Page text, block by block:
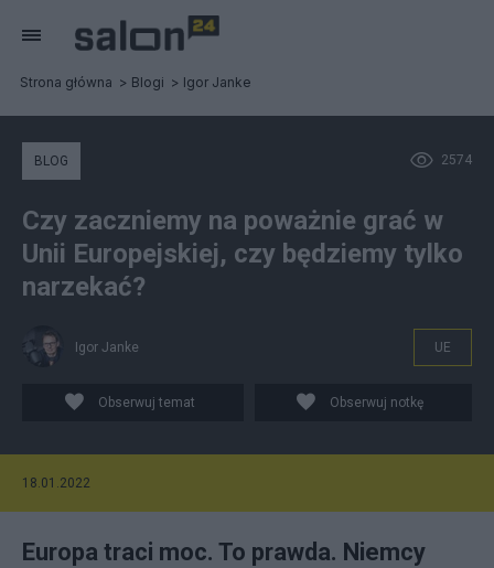
Strona główna Blogi Igor Janke
2574
BLOG
Czy zaczniemy na poważnie grać w
Unii Europejskiej, czy będziemy tylko
narzekać?
Igor Janke UE
Obserwuj temat Obserwuj notkę
18.01.2022
Europa traci moc. To prawda. Niemcy